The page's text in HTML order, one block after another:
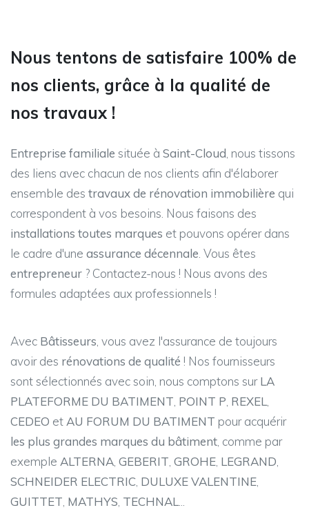
Nous tentons de satisfaire 100% de
nos clients, grâce à la qualité de
nos travaux !
Entreprise familiale située à Saint-Cloud, nous tissons
des liens avec chacun de nos clients afin d'élaborer
ensemble des travaux de rénovation immobilière qui
correspondent à vos besoins. Nous faisons des
installations toutes marques et pouvons opérer dans
le cadre d'une assurance décennale. Vous êtes
entrepreneur ? Contactez-nous ! Nous avons des
formules adaptées aux professionnels !
Avec Bâtisseurs, vous avez l'assurance de toujours
avoir des rénovations de qualité ! Nos fournisseurs
sont sélectionnés avec soin, nous comptons surLA
PLATEFORME DU BATIMENT, POINT P, REXEL,
CEDEO etAU FORUM DU BATIMENT pour acquérir
les plus grandes marques du bâtiment, comme par
exemple ALTERNA, GEBERIT, GROHE, LEGRAND,
SCHNEIDER ELECTRIC, DULUXE VALENTINE,
GUITTET, MATHYS, TECHNAL...